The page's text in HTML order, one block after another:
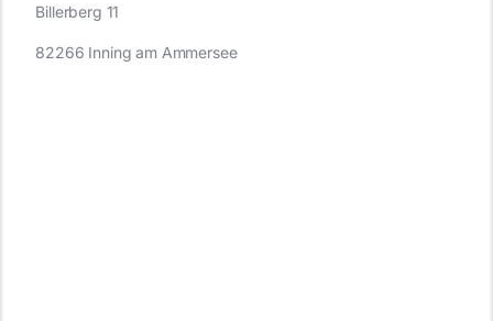
Billerberg 11
82266 Inning am Ammersee